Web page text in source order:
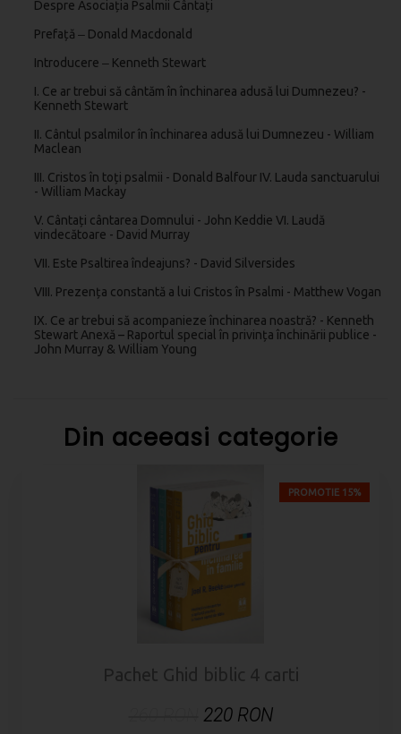
Despre Asociația Psalmii Cântați
Prefață ‒ Donald Macdonald
Introducere ‒ Kenneth Stewart
I. Ce ar trebui să cântăm în închinarea adusă lui Dumnezeu? -
Kenneth Stewart
II. Cântul psalmilor în închinarea adusă lui Dumnezeu - William
Maclean
III. Cristos în toți psalmii - Donald Balfour IV. Lauda sanctuarului
- William Mackay
V. Cântați cântarea Domnului - John Keddie VI. Laudă
vindecătoare - David Murray
VII. Este Psaltirea îndeajuns? - David Silversides
VIII. Prezența constantă a lui Cristos în Psalmi - Matthew Vogan
IX. Ce ar trebui să acompanieze închinarea noastră? - Kenneth
Stewart Anexă – Raportul special în privința închinării publice -
John Murray & William Young
Din aceeasi categorie
PROMOTIE 15%
Pachet Ghid biblic 4 carti
220 RON